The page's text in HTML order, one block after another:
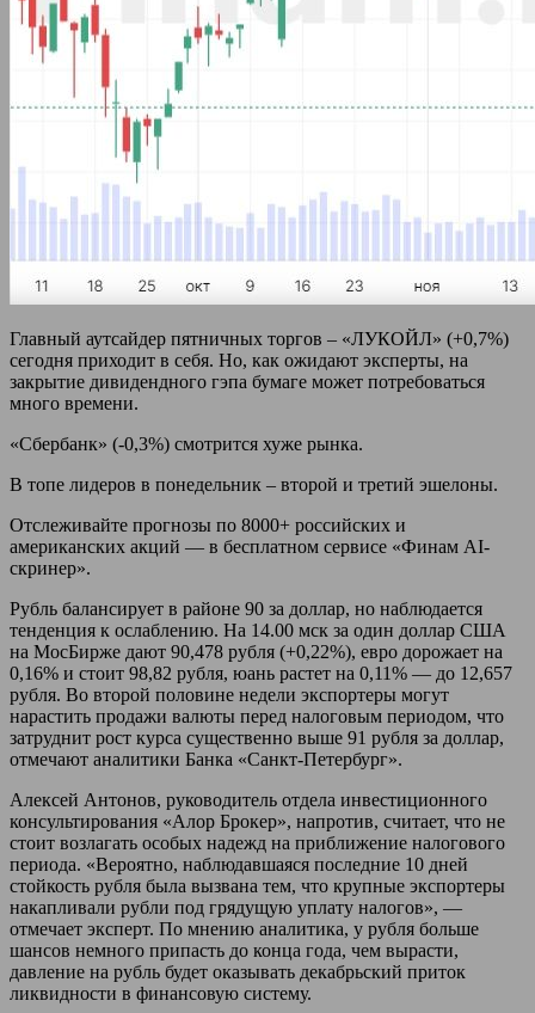
Главный аутсайдер пятничных торгов – «ЛУКОЙЛ» (+0,7%)
сегодня приходит в себя. Но, как ожидают эксперты, на
закрытие дивидендного гэпа бумаге может потребоваться
много времени.
«Сбербанк» (-0,3%) смотрится хуже рынка.
В топе лидеров в понедельник – второй и третий эшелоны.
Отслеживайте прогнозы по 8000+ российских и
американских акций — в бесплатном сервисе «Финам AI-
скринер».
Рубль балансирует в районе 90 за доллар, но наблюдается
тенденция к ослаблению. На 14.00 мск за один доллар США
на МосБирже дают 90,478 рубля (+0,22%), евро дорожает на
0,16% и стоит 98,82 рубля, юань растет на 0,11% — до 12,657
рубля. Во второй половине недели экспортеры могут
нарастить продажи валюты перед налоговым периодом, что
затруднит рост курса существенно выше 91 рубля за доллар,
отмечают аналитики Банка «Санкт-Петербург».
Алексей Антонов, руководитель отдела инвестиционного
консультирования «Алор Брокер», напротив, считает, что не
стоит возлагать особых надежд на приближение налогового
периода. «Вероятно, наблюдавшаяся последние 10 дней
стойкость рубля была вызвана тем, что крупные экспортеры
накапливали рубли под грядущую уплату налогов», —
отмечает эксперт. По мнению аналитика, у рубля больше
шансов немного припасть до конца года, чем вырасти,
давление на рубль будет оказывать декабрьский приток
ликвидности в финансовую систему.